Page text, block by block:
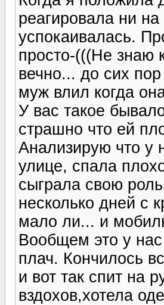
реагировала ни
успокаивалась.
просто-(((Не знаю
вечно... до сих
муж влил когда
У вас такое
страшно что ей
Анализирую что у
улице, спала
сыграла свою
несколько дней с
мало ли... и
Вообщем это у
плач. Кончилось
и вот так спит на
вздохов,хотела